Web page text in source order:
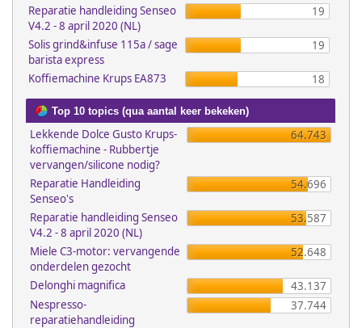
Reparatie handleiding Senseo
V4.2 - 8 april 2020 (NL)
19
Solis grind&infuse 115a / sage
barista express
19
Koffiemachine Krups EA873 18
Top 10 topics (qua aantal keer bekeken)
Lekkende Dolce Gusto Krups-
koffiemachine - Rubbertje
vervangen/silicone nodig?
64.743
Reparatie Handleiding
Senseo's
54.696
Reparatie handleiding Senseo
V4.2 - 8 april 2020 (NL)
53.587
Miele C3-motor: vervangende
onderdelen gezocht
52.648
Delonghi magnifica
43.137
Nespresso-
reparatiehandleiding
37.744